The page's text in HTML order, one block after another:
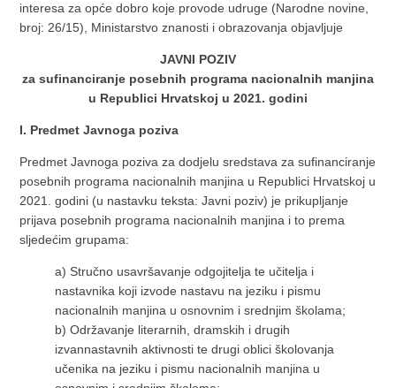
interesa za opće dobro koje provode udruge (Narodne novine,
broj: 26/15), Ministarstvo znanosti i obrazovanja objavljuje
JAVNI POZIV
za sufinanciranje posebnih programa nacionalnih manjina
u Republici Hrvatskoj u 2021. godini
I. Predmet Javnoga poziva
Predmet Javnoga poziva za dodjelu sredstava za sufinanciranje
posebnih programa nacionalnih manjina u Republici Hrvatskoj u
2021. godini (u nastavku teksta: Javni poziv) je prikupljanje
prijava posebnih programa nacionalnih manjina i to prema
sljedećim grupama:
a) Stručno usavršavanje odgojitelja te učitelja i
nastavnika koji izvode nastavu na jeziku i pismu
nacionalnih manjina u osnovnim i srednjim školama;
b) Održavanje literarnih, dramskih i drugih
izvannastavnih aktivnosti te drugi oblici školovanja
učenika na jeziku i pismu nacionalnih manjina u